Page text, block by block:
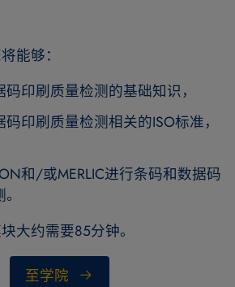
能够：
印刷质量检测的基础知识，
印刷质量检测相关的ISO标准，
和/或MERLIC进行条码和数据码
大约需要85分钟。
至学院